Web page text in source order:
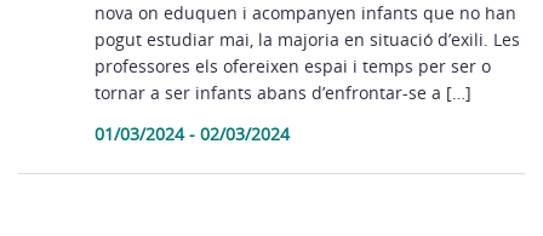
nova on eduquen i acompanyen infants que no han
pogut estudiar mai, la majoria en situació d’exili. Les
professores els ofereixen espai i temps per ser o
tornar a ser infants abans d’enfrontar-se a […]
01/03/2024 - 02/03/2024